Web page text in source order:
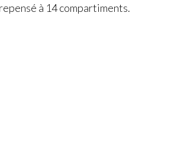
à 14 compartiments.